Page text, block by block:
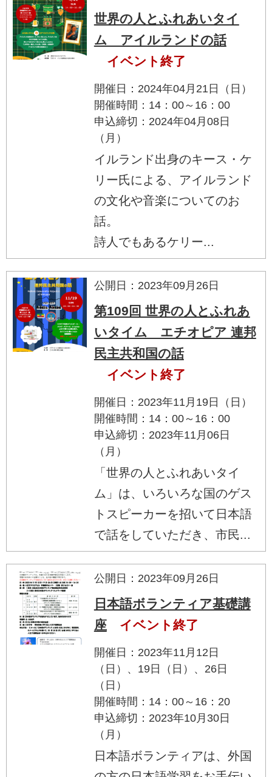
世界の人とふれあいタイ
ム アイルランドの話
イベント終了
開催日：2024年04月21日（日）
開催時間：14：00～16：00
申込締切：2024年04月08日
（月）
イルランド出身のキース・ケ
リー氏による、アイルランド
の文化や音楽についてのお
話。
詩人でもあるケリー...
公開日：2023年09月26日
第109回 世界の人とふれあ
いタイム エチオピア 連邦
民主共和国の話
イベント終了
開催日：2023年11月19日（日）
開催時間：14：00～16：00
申込締切：2023年11月06日
（月）
「世界の人とふれあいタイ
ム」は、いろいろな国のゲス
トスピーカーを招いて日本語
で話をしていただき、市民...
公開日：2023年09月26日
日本語ボランティア基礎講
座
イベント終了
開催日：2023年11月12日
（日）、19日（日）、26日
（日）
開催時間：14：00～16：20
申込締切：2023年10月30日
（月）
日本語ボランティアは、外国